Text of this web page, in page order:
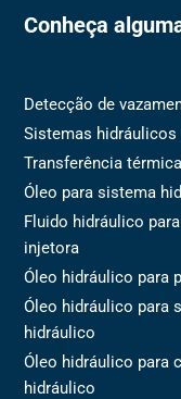
Conheça
Detecção de
Sistemas hidráulicos
Transferência térmica
Óleo para sistema
Fluido hidráulico para
injetora
Óleo hidráulico para
Óleo hidráulico para
hidráulico
Óleo hidráulico para
hidráulico